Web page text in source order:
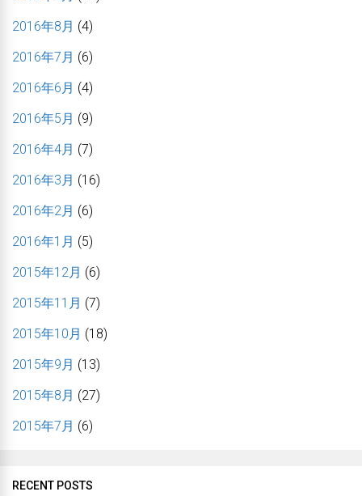
2016年8月 (4)
2016年7月 (6)
2016年6月 (4)
2016年5月 (9)
2016年4月 (7)
2016年3月 (16)
2016年2月 (6)
2016年1月 (5)
2015年12月 (6)
2015年11月 (7)
2015年10月 (18)
2015年9月 (13)
2015年8月 (27)
2015年7月 (6)
RECENT POSTS